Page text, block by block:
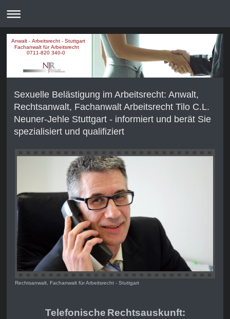
Anwalt - Arbeitsrecht - Stuttgart
Fachanwalt für Arbeitsrecht
0711-820 340-0
Sexuelle Belästigung im Arbeitsrecht: Anwalt,
Rechtsanwalt, Fachanwalt Arbeitsrecht Tilo C.L.
Neuner-Jehle Stuttgart - informiert und berät Sie
spezialisiert und qualifiziert
Rechtsanwalt, Fachanwalt für Arbeitsrecht - Stuttgart
Telefonische Rechtsauskunft: